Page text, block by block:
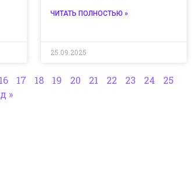
ЧИТАТЬ ПОЛНОСТЬЮ »
25.09.2025
16 17 18 19 20 21 22 23 24
25
»